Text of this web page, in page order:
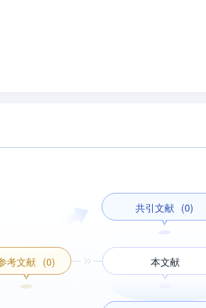
考文献 (0)
共引文献 (0)
本文献